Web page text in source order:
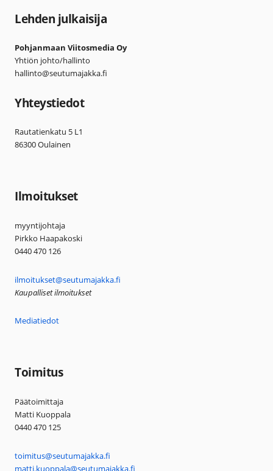
Lehden julkaisija
Pohjanmaan Viitosmedia Oy
Yhtiön johto/hallinto
hallinto@seutumajakka.fi
Yhteystiedot
Rautatienkatu 5 L1
86300 Oulainen
Ilmoitukset
myyntijohtaja
Pirkko Haapakoski
0440 470 126
ilmoitukset@seutumajakka.fi
Kaupalliset ilmoitukset
Mediatiedot
Toimitus
Päätoimittaja
Matti Kuoppala
0440 470 125
toimitus@seutumajakka.fi
matti.kuoppala@seutumajakka.fi